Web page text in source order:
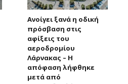
Ανοίγει ξανά η οδική
πρόσβαση στις
αφίξεις του
αεροδρομίου
Λάρνακας – Η
απόφαση λήφθηκε
μετά από